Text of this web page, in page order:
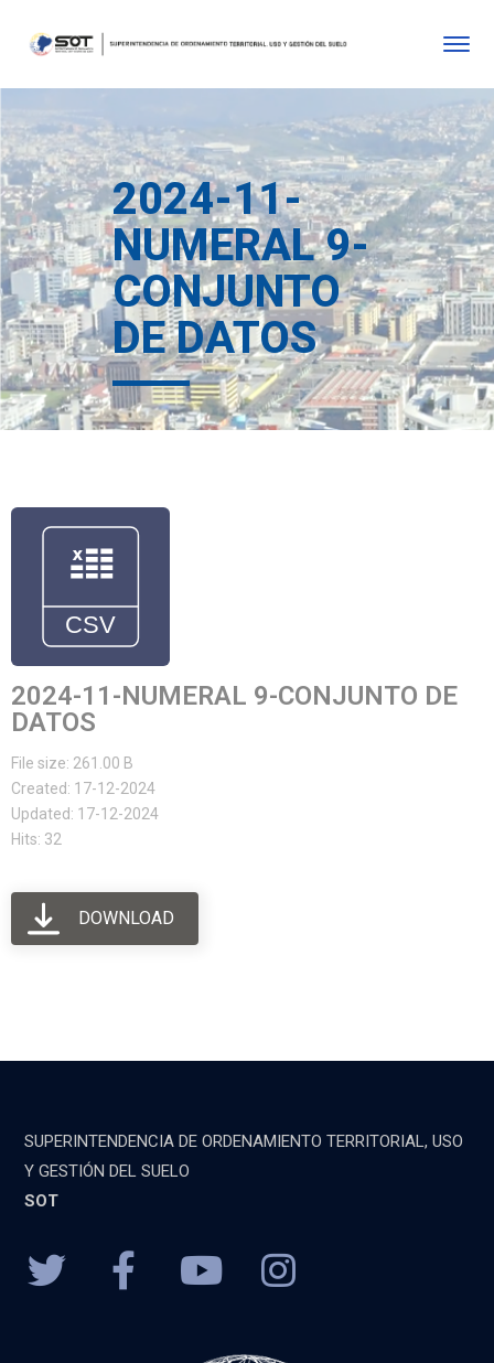
2024-11-
NUMERAL 9-
CONJUNTO
DE DATOS
2024-11-NUMERAL 9-CONJUNTO DE
DATOS
File size: 261.00 B
Created: 17-12-2024
Updated: 17-12-2024
Hits: 32
DOWNLOAD
SUPERINTENDENCIA DE ORDENAMIENTO TERRITORIAL, USO
Y GESTIÓN DEL SUELO
SOT